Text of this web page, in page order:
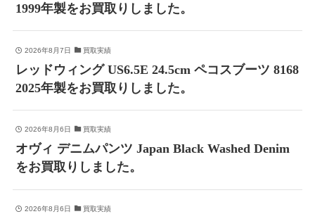
1999年製をお買取りしました。
2026年8月7日 買取実績
レッドウィング US6.5E 24.5cm ペコスブーツ 8168
2025年製をお買取りしました。
2026年8月6日 買取実績
オヴィ デニムパンツ Japan Black Washed Denim
をお買取りしました。
2026年8月6日 買取実績